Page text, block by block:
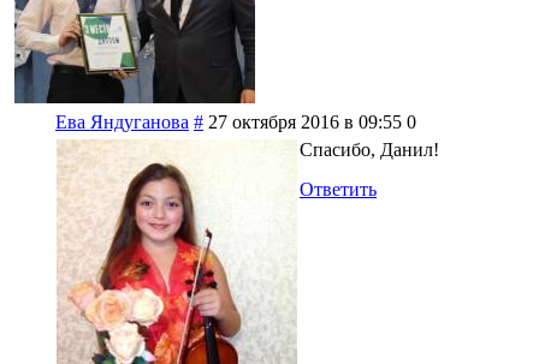
Ева Яндуганова # 27 октября 2016 в 09:55 0
Спасибо, Данил!
Ответить